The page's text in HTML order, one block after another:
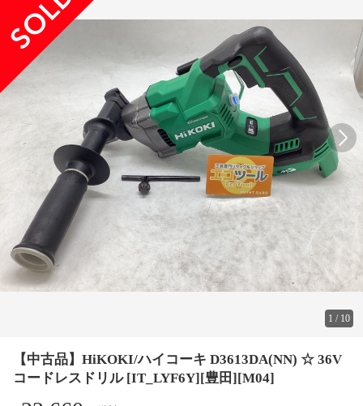
1 / 10
【中古品】HiKOKI/ハイコーキ D3613DA(NN) ☆ 36V
コードレスドリル [IT_LYF6Y][豊田][M04]